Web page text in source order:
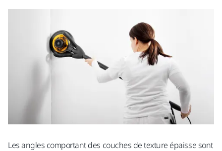
Mobile (+330 et 9 chiffres):
Les angles comportant des couches de texture épaisse sont